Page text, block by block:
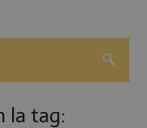
la tag: